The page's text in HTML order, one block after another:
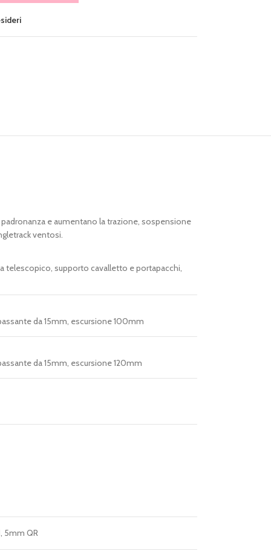
e aumentano la trazione, sospensione
ventosi.
telescopico, supporto cavalletto e portapacchi,
da 15mm, escursione 100mm
da 15mm, escursione 120mm
5mm QR